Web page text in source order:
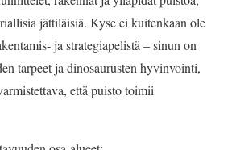
jättiläisiä. Kyse ei kuitenkaan ole
ja strategiapelistä – sinun on
tarpeet ja dinosaurusten hyvinvointi,
että puisto toimii